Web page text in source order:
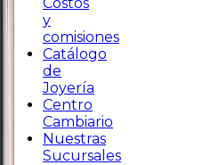
y
comisiones
Catálogo
de
Joyería
Centro
Cambiario
Nuestras
Sucursales